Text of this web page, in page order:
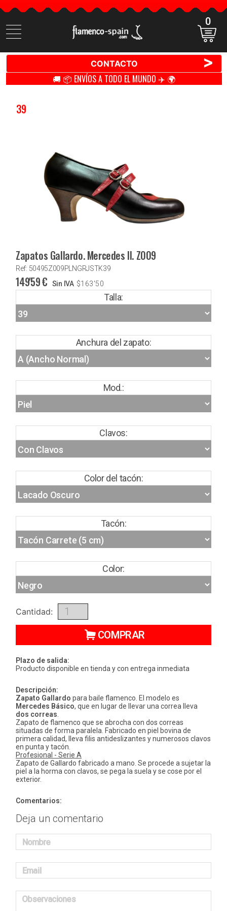
Buscar
productos
0
CONTACTO >
🚚 📦 ENVÍOS A TODO EL MUNDO ✈️ 🌍
39
Zapatos Gallardo. Mercedes II. Z009
Ref: 50495Z009PLNGRJSTK39
149'59€ Sin IVA $163'50
Talla:
Anchura del zapato:
Mod.:
Clavos:
Color del tacón:
Tacón:
Color:
Cantidad:
COMPRAR
Plazo de salida:
Producto disponible en tienda y con entrega inmediata
Descripción:
Zapato Gallardo para baile flamenco. El modelo es
Mercedes Básico, que en lugar de llevar una correa lleva
dos correas
Zapato de flamenco que se abrocha con dos correas
situadas de forma paralela. Fabricado en piel bovina de
primera calidad, lleva filis antideslizantes y numerosos clavos
en punta y tacón.
Profesional - Serie A
Zapato de Gallardo fabricado a mano. Se procede a sujetar la
piel a la horma con clavos, se pega la suela y se cose por el
exterior.
Comentarios:
Deja un comentario
Nombre
Email
Observaciones